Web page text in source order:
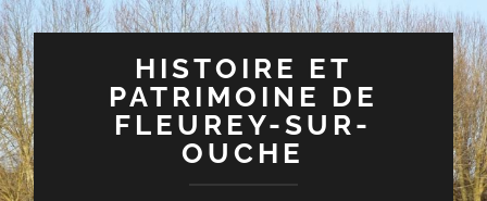
HISTOIRE ET
PATRIMOINE DE
FLEUREY-SUR-
OUCHE